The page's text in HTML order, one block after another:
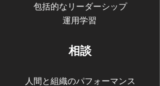
包括的なリーダーシップ
運用学習
相談
人間と組織のパフォーマンス